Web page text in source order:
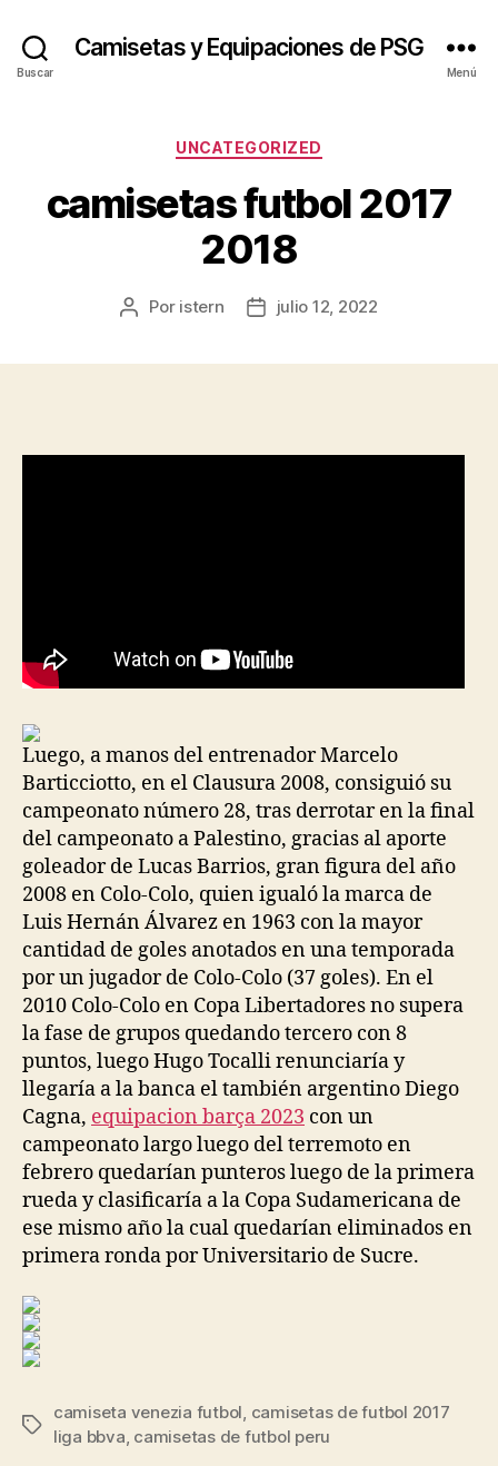
Buscar
Camisetas y Equipaciones de PSG
Menú
Categorías
UNCATEGORIZED
camisetas futbol 2017
2018
Autor
Por istern
Fechajulio 12, 2022
Luego, a manos del entrenador Marcelo
Barticciotto, en el Clausura 2008, consiguió su
campeonato número 28, tras derrotar en la final
del campeonato a Palestino, gracias al aporte
goleador de Lucas Barrios, gran figura del año
2008 en Colo-Colo, quien igualó la marca de
Luis Hernán Álvarez en 1963 con la mayor
cantidad de goles anotados en una temporada
por un jugador de Colo-Colo (37 goles). En el
2010 Colo-Colo en Copa Libertadores no supera
la fase de grupos quedando tercero con 8
puntos, luego Hugo Tocalli renunciaría y
llegaría a la banca el también argentino Diego
Cagna, equipacion barça 2023 con un
campeonato largo luego del terremoto en
febrero quedarían punteros luego de la primera
rueda y clasificaría a la Copa Sudamericana de
ese mismo año la cual quedarían eliminados en
primera ronda por Universitario de Sucre.
Etiquetas
camiseta venezia futbol camisetas de futbol 2017
liga bbva camisetas de futbol peru